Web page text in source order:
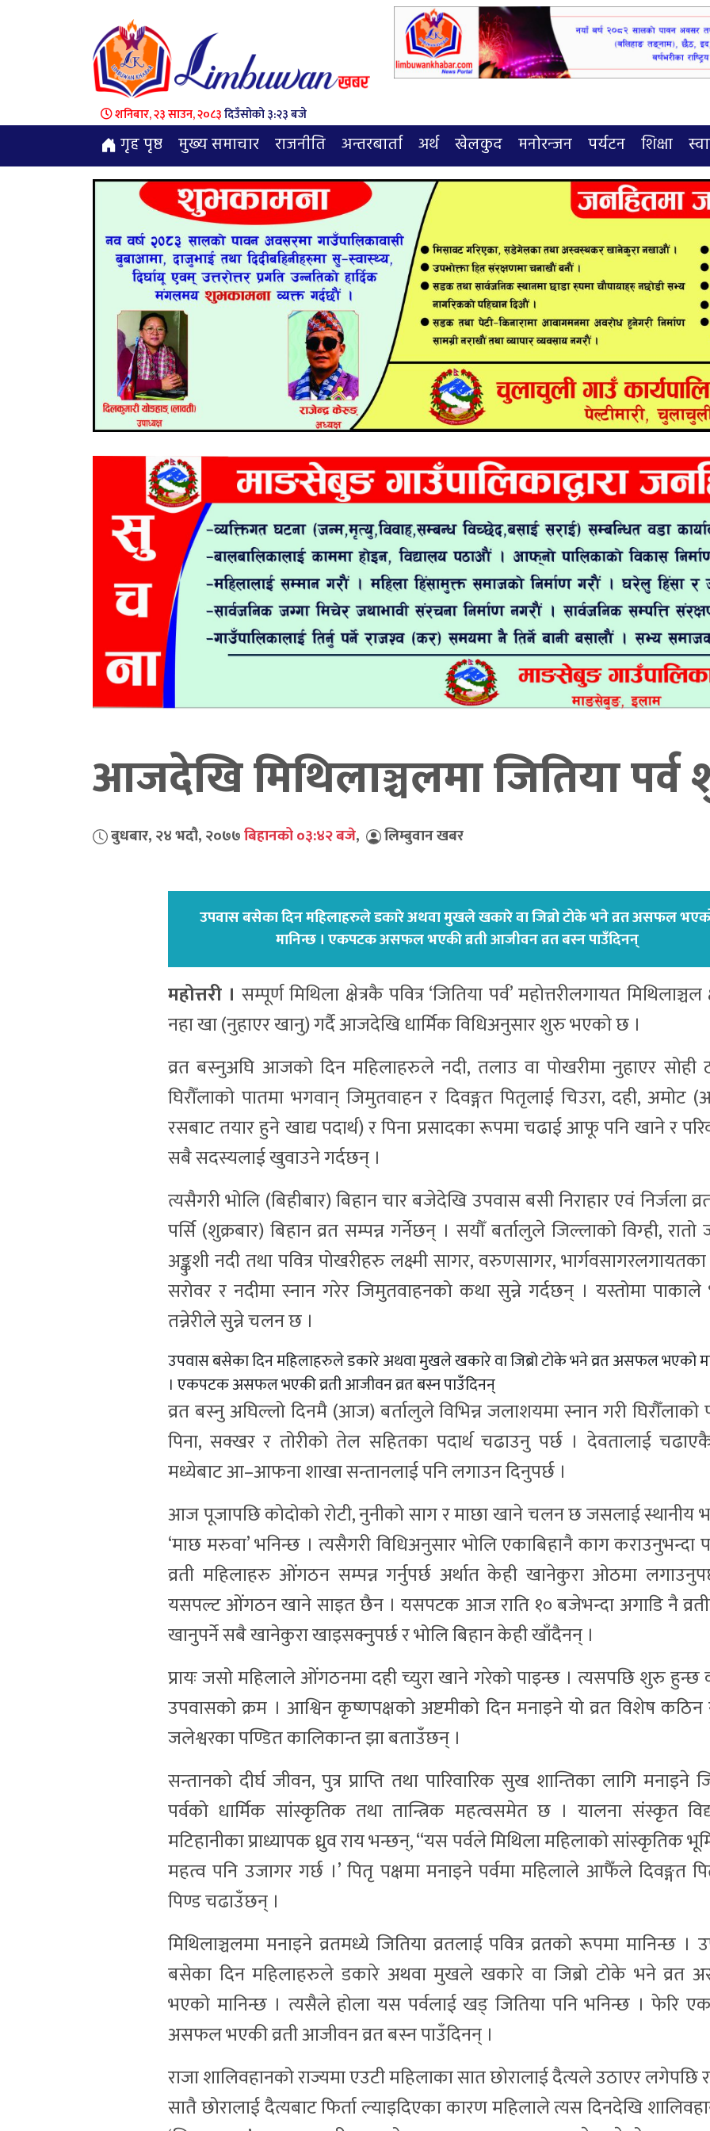
शनिबार, २३ साउन, २०८३दिउँसोको ३:२३ बजे
गृह पृष्ठ मुख्य समाचार राजनीति अन्तरबार्ता अर्थ खेलकुद मनोरन्जन पर्यटन शिक्षा
आजदेखि मिथिलाञ्चलमा जितिया
बुधबार, २४ भदौ, २०७७बिहानको ०३:४२ बजे, लिम्बुवान खबर
उपवास बसेका दिन महिलाहरुले डकारे अथवा मुखले खकारे वा जिब्रो टोके भने व्रत असफल
मानिन्छ । एकपटक असफल भएकी व्रती आजीवन व्रत बस्न पाउँदिनन्
महोत्तरी । सम्पूर्ण मिथिला क्षेत्रकै पवित्र ‘जितिया पर्व’ महोत्तरीलगायत मिथिलाञ्चल
नहा खा (नुहाएर खानु) गर्दै आजदेखि धार्मिक विधिअनुसार शुरु भएको छ ।
व्रत बस्नुअघि आजको दिन महिलाहरुले नदी, तलाउ वा पोखरीमा नुहाएर सोही
घिरौँलाको पातमा भगवान् जिमुतवाहन र दिवङ्गत पितृलाई चिउरा, दही, अमोट
रसबाट तयार हुने खाद्य पदार्थ) र पिना प्रसादका रूपमा चढाई आफू पनि खाने र
सबै सदस्यलाई खुवाउने गर्दछन् ।
त्यसैगरी भोलि (बिहीबार) बिहान चार बजेदेखि उपवास बसी निराहार एवं निर्जला
पर्सि (शुक्रबार) बिहान व्रत सम्पन्न गर्नेछन् । सयौँ बर्तालुले जिल्लाको विग्ही, रातो
अङ्कुशी नदी तथा पवित्र पोखरीहरु लक्ष्मी सागर, वरुणसागर, भार्गवसागरलगायतका
सरोवर र नदीमा स्नान गरेर जिमुतवाहनको कथा सुन्ने गर्दछन् । यस्तोमा पाकाले
तन्नेरीले सुन्ने चलन छ ।
उपवास बसेका दिन महिलाहरुले डकारे अथवा मुखले खकारे वा जिब्रो टोके भने व्रत असफल भएको
। एकपटक असफल भएकी व्रती आजीवन व्रत बस्न पाउँदिनन्
व्रत बस्नु अघिल्लो दिनमै (आज) बर्तालुले विभिन्न जलाशयमा स्नान गरी घिरौँलाको
पिना, सक्खर र तोरीको तेल सहितका पदार्थ चढाउनु पर्छ । देवतालाई
मध्येबाट आ–आफना शाखा सन्तानलाई पनि लगाउन दिनुपर्छ ।
आज पूजापछि कोदोको रोटी, नुनीको साग र माछा खाने चलन छ जसलाई स्थानीय
‘माछ मरुवा’ भनिन्छ । त्यसैगरी विधिअनुसार भोलि एकाबिहानै काग कराउनुभन्दा
व्रती महिलाहरु ओंगठन सम्पन्न गर्नुपर्छ अर्थात केही खानेकुरा ओठमा
यसपल्ट ओंगठन खाने साइत छैन । यसपटक आज राति १० बजेभन्दा अगाडि नै
खानुपर्ने सबै खानेकुरा खाइसक्नुपर्छ र भोलि बिहान केही खाँदैनन् ।
प्रायः जसो महिलाले ओंगठनमा दही च्युरा खाने गरेको पाइन्छ । त्यसपछि शुरु
उपवासको क्रम । आश्विन कृष्णपक्षको अष्टमीको दिन मनाइने यो व्रत विशेष
जलेश्वरका पण्डित कालिकान्त झा बताउँछन् ।
सन्तानको दीर्घ जीवन, पुत्र प्राप्ति तथा पारिवारिक सुख शान्तिका लागि मनाइने
पर्वको धार्मिक सांस्कृतिक तथा तान्त्रिक महत्वसमेत छ । यालना संस्कृत
मटिहानीका प्राध्यापक ध्रुव राय भन्छन्, “यस पर्वले मिथिला महिलाको सांस्कृतिक
महत्व पनि उजागर गर्छ ।’ पितृ पक्षमा मनाइने पर्वमा महिलाले आफैँले दिवङ्गत
पिण्ड चढाउँछन् ।
मिथिलाञ्चलमा मनाइने व्रतमध्ये जितिया व्रतलाई पवित्र व्रतको रूपमा मानिन्छ ।
बसेका दिन महिलाहरुले डकारे अथवा मुखले खकारे वा जिब्रो टोके भने व्रत
भएको मानिन्छ । त्यसैले होला यस पर्वलाई खड् जितिया पनि भनिन्छ । फेरि
असफल भएकी व्रती आजीवन व्रत बस्न पाउँदिनन् ।
राजा शालिवहानको राज्यमा एउटी महिलाका सात छोरालाई दैत्यले उठाएर लगेपछि
सातै छोरालाई दैत्यबाट फिर्ता ल्याइदिएका कारण महिलाले त्यस दिनदेखि